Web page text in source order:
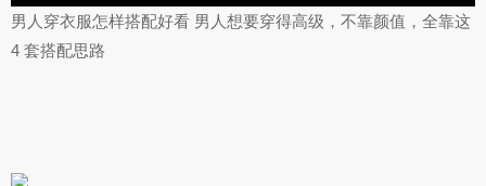
男人穿衣服怎样搭配好看 男人想要穿得高级，不靠颜值，全靠这
4 套搭配思路